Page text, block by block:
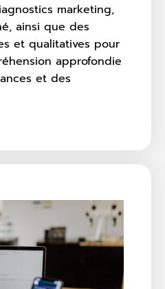
marketing,
ainsi que des
et qualitatives pour
approfondie
et des